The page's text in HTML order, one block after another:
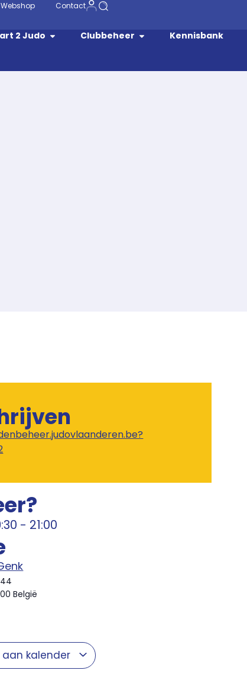
Webshop Contact
2 Judo Clubbeheer Kennisbank
- 21:00
België
kalender